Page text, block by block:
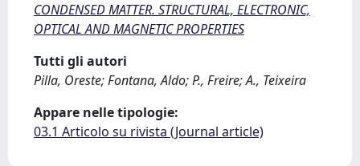
CONDENSED MATTER. STRUCTURAL, ELECTRONIC,
OPTICAL AND MAGNETIC PROPERTIES
Tutti gli autori
Pilla, Oreste; Fontana, Aldo; P., Freire; A., Teixeira
Appare nelle tipologie:
03.1 Articolo su rivista (Journal article)